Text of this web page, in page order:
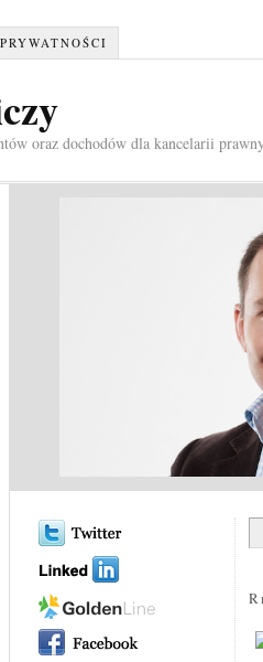
oraz dochodów dla kancelarii